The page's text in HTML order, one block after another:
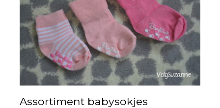
Assortiment babysokjes